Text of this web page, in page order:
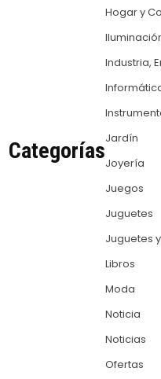
Categorías
Hogar y
Industria,
Jardín
Joyería
Juegos
Juguetes
Juguetes
Libros
Moda
Noticia
Noticias
Ofertas